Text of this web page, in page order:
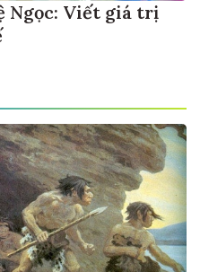
Ngọc: Viết giá trị